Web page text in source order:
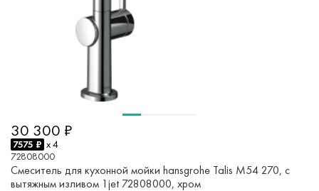
30 300 ₽
7575 ₽ x 4
72808000
Смеситель для кухонной мойки hansgrohe Talis M54 270, с
вытяжным изливом 1jet 72808000, хром